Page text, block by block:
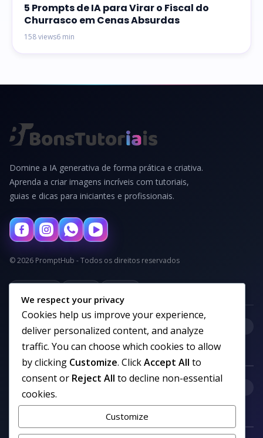
5 Prompts de IA para Virar o Fiscal do
Churrasco em Cenas Absurdas
158 views6 min
Domine a IA generativa de forma prática e criativa.
Aprenda a criar imagens incríveis com tutoriais,
guias e dicas para iniciantes e profissionais.
© 2026 PromptHub - Todos os direitos reservados
Categorias
We respect your privacy
Cookies help us improve your experience,
deliver personalized content, and analyze
traffic. You can choose which cookies to allow
by clicking Customize. ClickAccept All to
consent or Reject All to decline non-essential
cookies.
Customize